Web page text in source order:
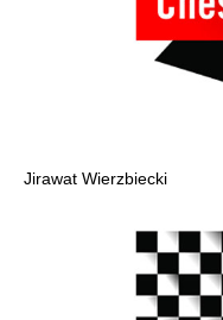
Jirawat Wierzbiecki